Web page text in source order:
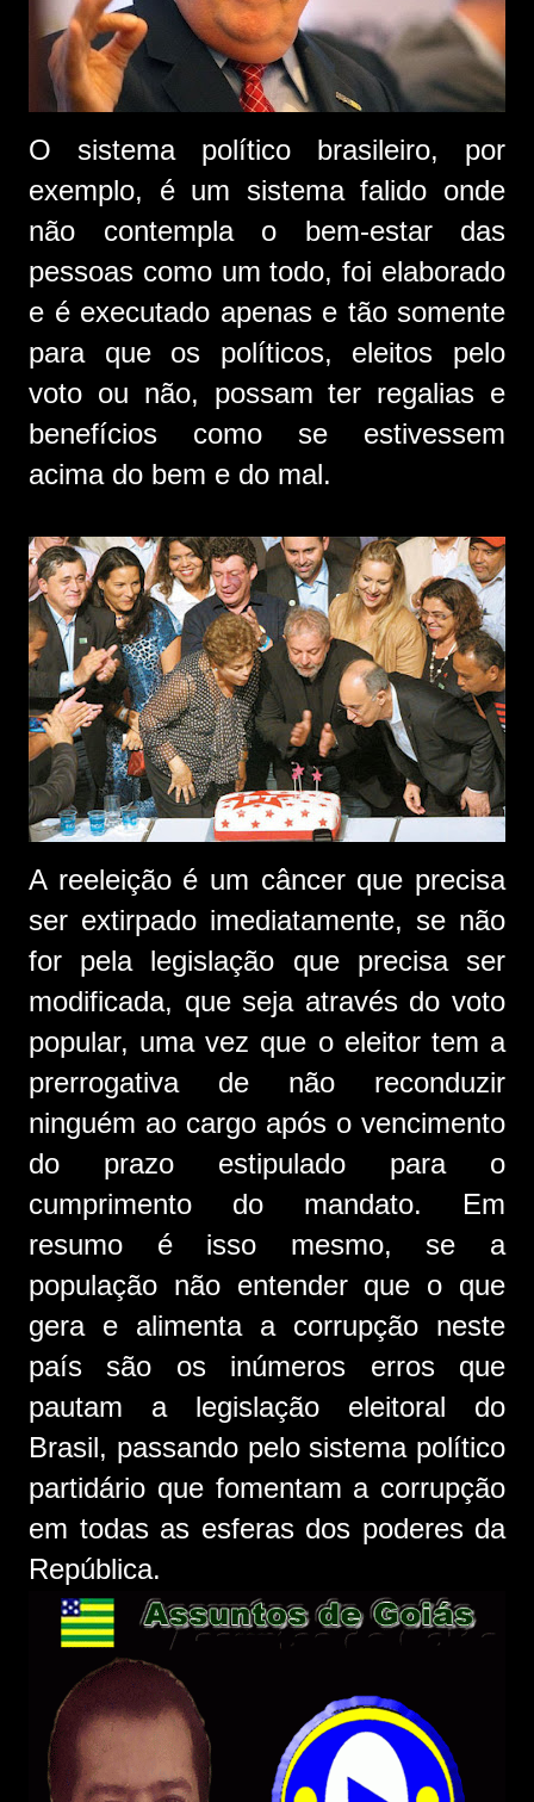
O sistema político brasileiro, por
exemplo, é um sistema falido onde
não contempla o bem-estar das
pessoas como um todo, foi elaborado
e é executado apenas e tão somente
para que os políticos, eleitos pelo
voto ou não, possam ter regalias e
benefícios como se estivessem
acima do bem e do mal.
A reeleição é um câncer que precisa
ser extirpado imediatamente, se não
for pela legislação que precisa ser
modificada, que seja através do voto
popular, uma vez que o eleitor tem a
prerrogativa de não reconduzir
ninguém ao cargo após o vencimento
do prazo estipulado para o
cumprimento do mandato. Em
resumo é isso mesmo, se a
população não entender que o que
gera e alimenta a corrupção neste
país são os inúmeros erros que
pautam a legislação eleitoral do
Brasil, passando pelo sistema político
partidário que fomentam a corrupção
em todas as esferas dos poderes da
República.